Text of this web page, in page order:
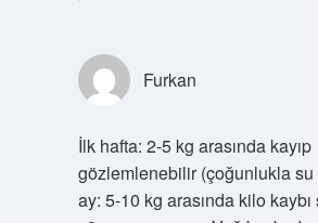
Furkan
İlk hafta: 2-5 kg arasında kayıp
gözlemlenebilir (çoğunlukla su
ay: 5-10 kg arasında kilo